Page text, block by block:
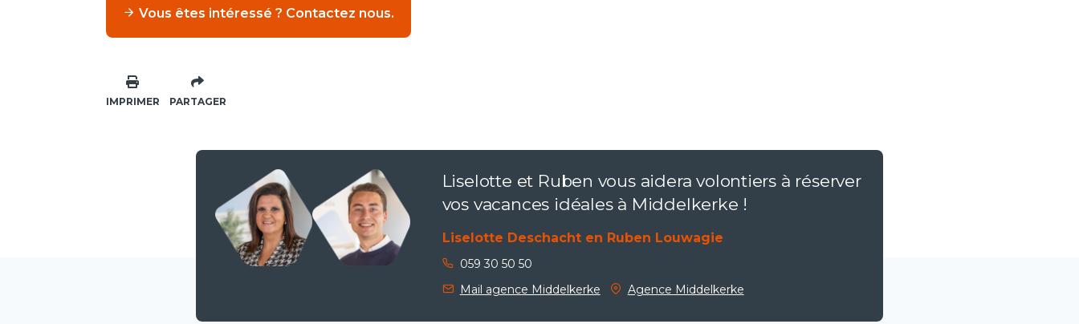
Vous êtes intéressé ? Contactez nous.
IMPRIMER PARTAGER
Liselotte et Ruben vous aidera volontiers à réserver
vos vacances idéales à Middelkerke !
Liselotte Deschacht en Ruben Louwagie
059 30 50 50
Mail agence Middelkerke
Agence Middelkerke